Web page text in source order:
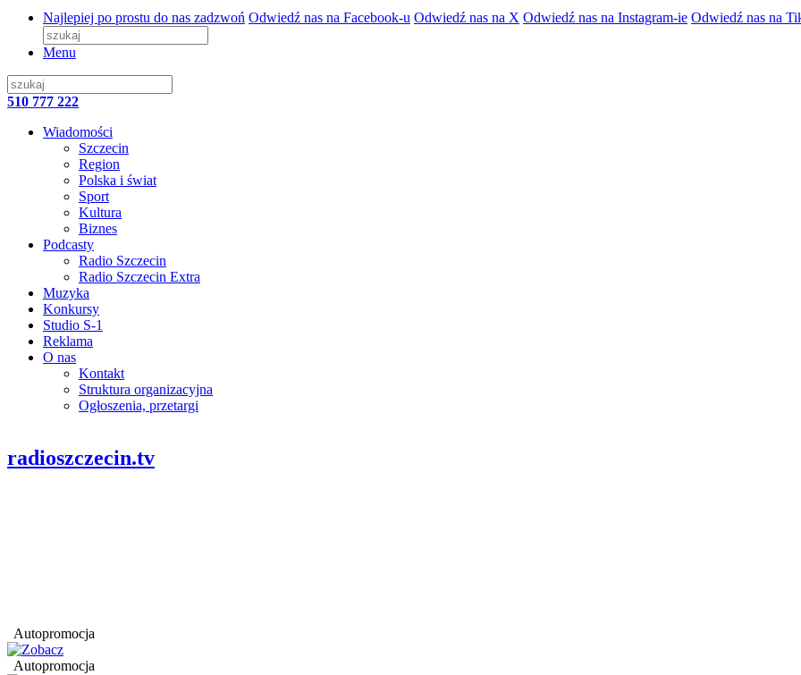
Najlepiej po prostu do nas zadzwoń Odwiedź nas na Facebook-u Odwiedź nas na X Odwiedź nas na Instagram-ie Odwiedź nas na
Menu
510 777 222
Wiadomości
Szczecin
Region
Polska i świat
Sport
Kultura
Biznes
Podcasty
Radio Szczecin
Radio Szczecin Extra
Muzyka
Konkursy
Studio S-1
Reklama
O nas
Kontakt
Struktura organizacyjna
Ogłoszenia, przetargi
radioszczecin.tv
Autopromocja
Autopromocja